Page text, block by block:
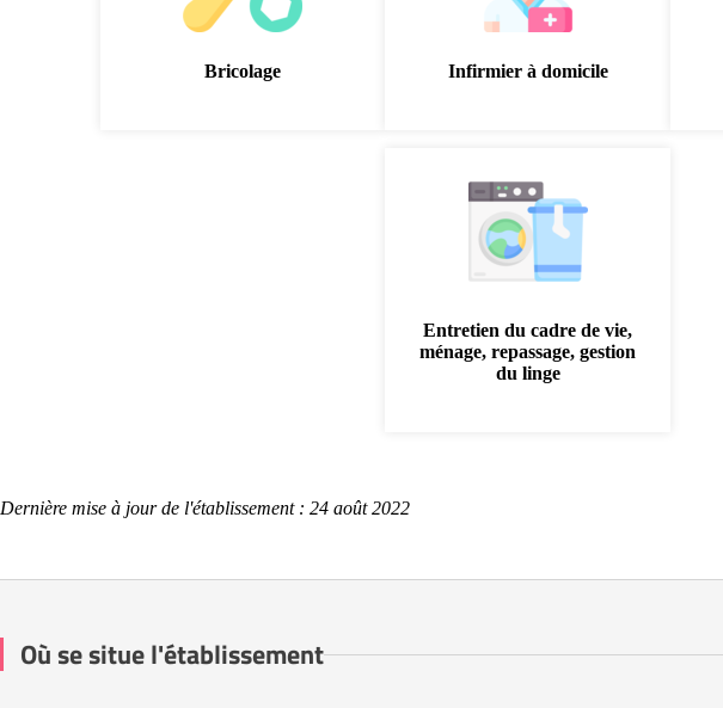
Bricolage Infirmier à domicile
Entretien du cadre de vie,
ménage, repassage, gestion
du linge
Dernière mise à jour de l'établissement : 24 août 2022
Où se situe l'établissement